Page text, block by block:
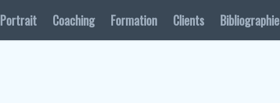
Portrait Coaching Formation Clients Bibliographie